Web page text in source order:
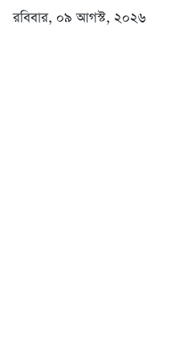
রবিবার, ০৯ আগস্ট, ২০২৬